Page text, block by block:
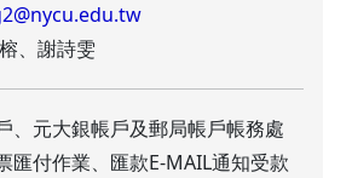
、謝詩雯
、元大銀帳戶及郵局帳戶帳務處
匯付作業、匯款E-MAIL通知受款